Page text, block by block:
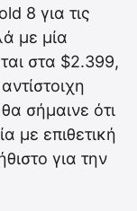
8 για τις
με μία
στα $2.399,
σήμαινε ότι
με επιθετική
για την